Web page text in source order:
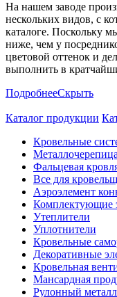
На нашем заводе
нескольких видов, с
каталоге. Поскольку
ниже, чем у
цветовой оттенок и
выполнить в
ПодробнееСкрыть
Каталог продукции
Кровельные
Металлочерепица
Фальцевая
Все для
Аэроэлемент
Комплектующие
Утеплители
Уплотнители
Кровельные
Декоративные
Кровельная
Мансардная
Рулонный металл